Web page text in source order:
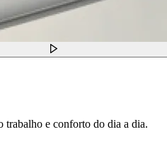
trabalho e conforto do dia a dia.